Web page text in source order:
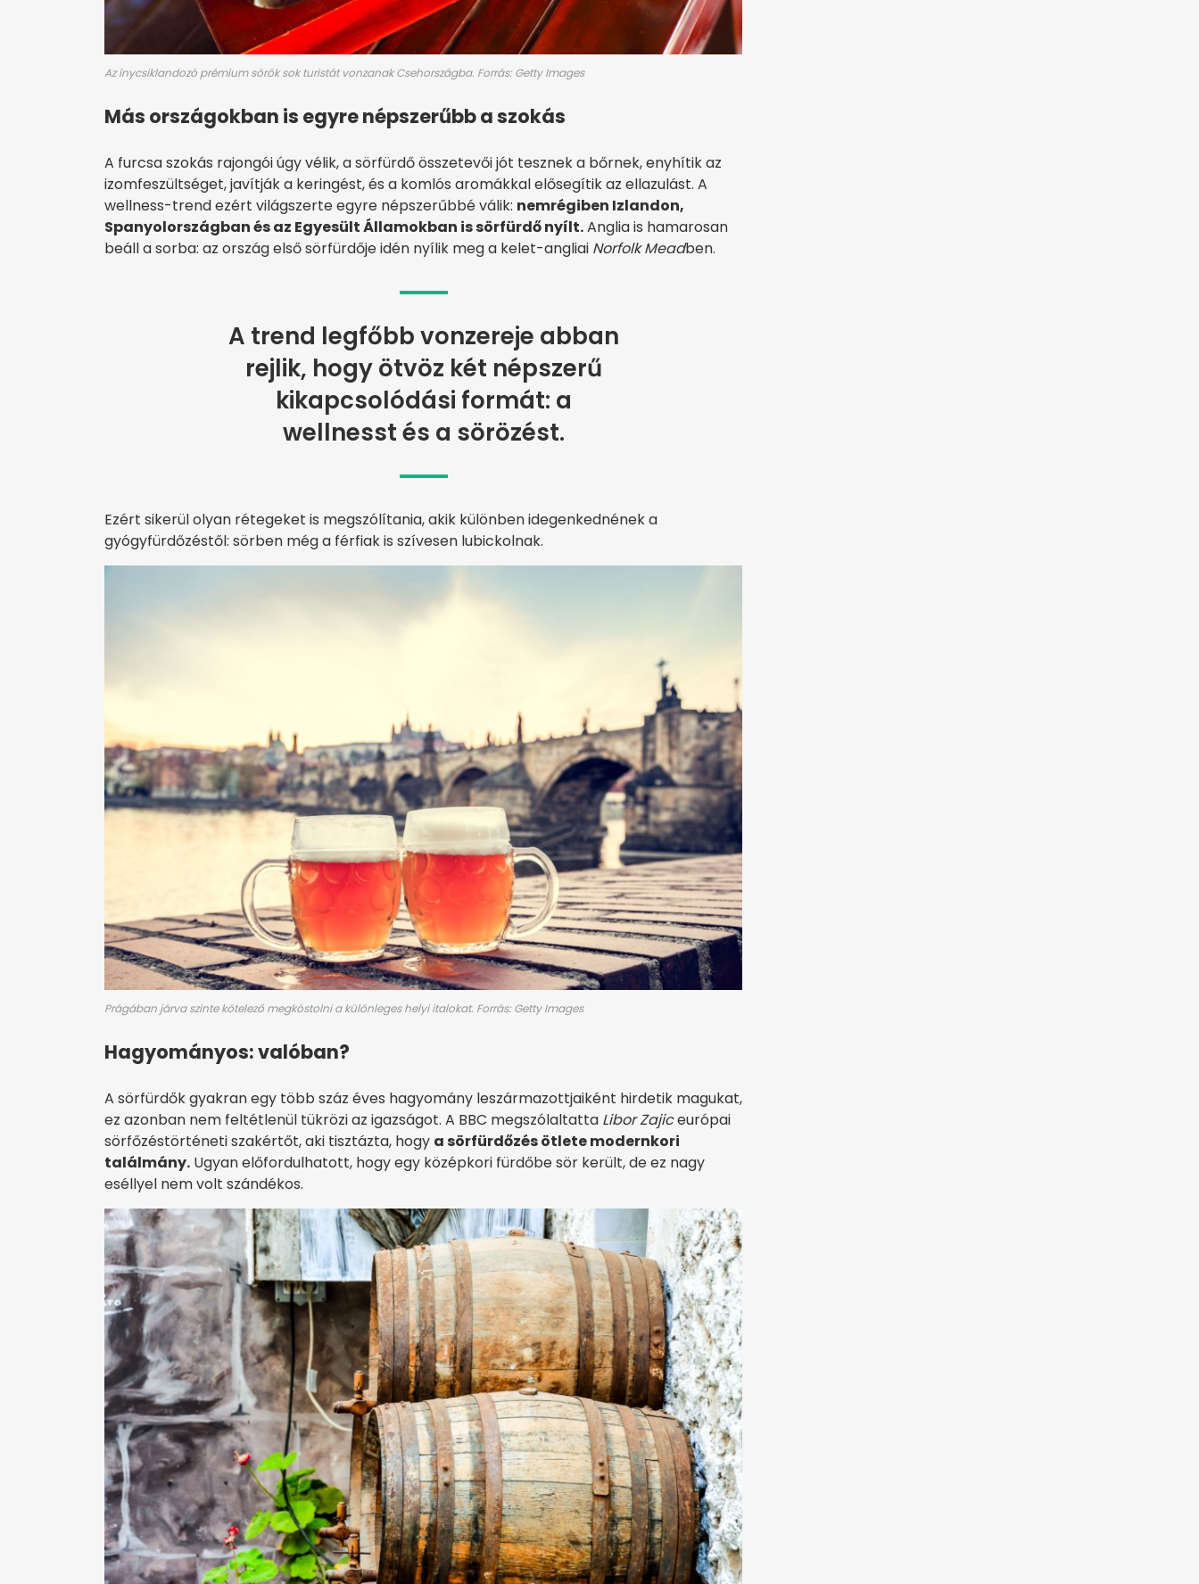
Az ínycsiklandozó prémium sörök sok turistát vonzanak Csehországba. Forrás: Getty Images
Más országokban is egyre népszerűbb a szokás
A furcsa szokás rajongói úgy vélik, a sörfürdő összetevői jót tesznek a bőrnek, enyhítik az
izomfeszültséget, javítják a keringést, és a komlós aromákkal elősegítik az ellazulást. A
wellness-trend ezért világszerte egyre népszerűbbé válik: nemrégiben Izlandon,
Spanyolországban és az Egyesült Államokban is sörfürdő nyílt.Anglia is hamarosan
beáll a sorba: az ország első sörfürdője idén nyílik meg a kelet-angliai Norfolk Meadben.
A trend legfőbb vonzereje abban
rejlik, hogy ötvöz két népszerű
kikapcsolódási formát: a
wellnesst és a sörözést.
Ezért sikerül olyan rétegeket is megszólítania, akik különben idegenkednének a
gyógyfürdőzéstől: sörben még a férfiak is szívesen lubickolnak.
Prágában járva szinte kötelező megkóstolni a különleges helyi italokat. Forrás: Getty Images
Hagyományos: valóban?
A sörfürdők gyakran egy több száz éves hagyomány leszármazottjaiként hirdetik magukat,
ez azonban nem feltétlenül tükrözi az igazságot. A BBC megszólaltatta Libor Zajiceurópai
sörfőzéstörténeti szakértőt, aki tisztázta, hogy a sörfürdőzés ötlete modernkori
találmány. Ugyan előfordulhatott, hogy egy középkori fürdőbe sör került, de ez nagy
eséllyel nem volt szándékos.